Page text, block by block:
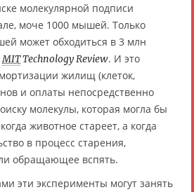
молекулярной подписи
моче 1000 мышей. Только
может обходиться в 3 млн
MITTechnology Review. И это
жилищ (клеток,
и оплаты непосредственно
молекулы, которая могла бы
животное стареет, а когда
в процесс старения,
обращающее вспять.
эти эксперименты могут занять